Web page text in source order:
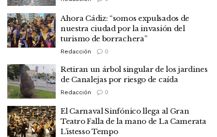
Ahora Cádiz: “somos expulsados de
nuestra ciudad por la invasión del
turismo de borrachera”
Redacción 0
Retiran un árbol singular de los jardines
de Canalejas por riesgo de caída
Redacción 0
El Carnaval Sinfónico llega al Gran
Teatro Falla de la mano de La Camerata
L’istesso Tempo